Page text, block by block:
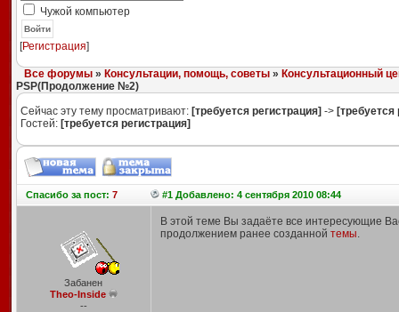
Чужой компьютер
Войти
[Регистрация]
Все форумы» Консультации, помощь, советы» Консультационный
PSP(Продолжение №2)
Сейчас эту тему просматривают: [требуется регистрация] -> [требуется
Гостей: [требуется регистрация]
Спасибоза пост: 7 #1 Добавлено: 4 сентября 2010 08:44
Забанен
Theo-Inside
--
В этой теме Вы задаёте все интересующие
продолжением ранее созданной темы.